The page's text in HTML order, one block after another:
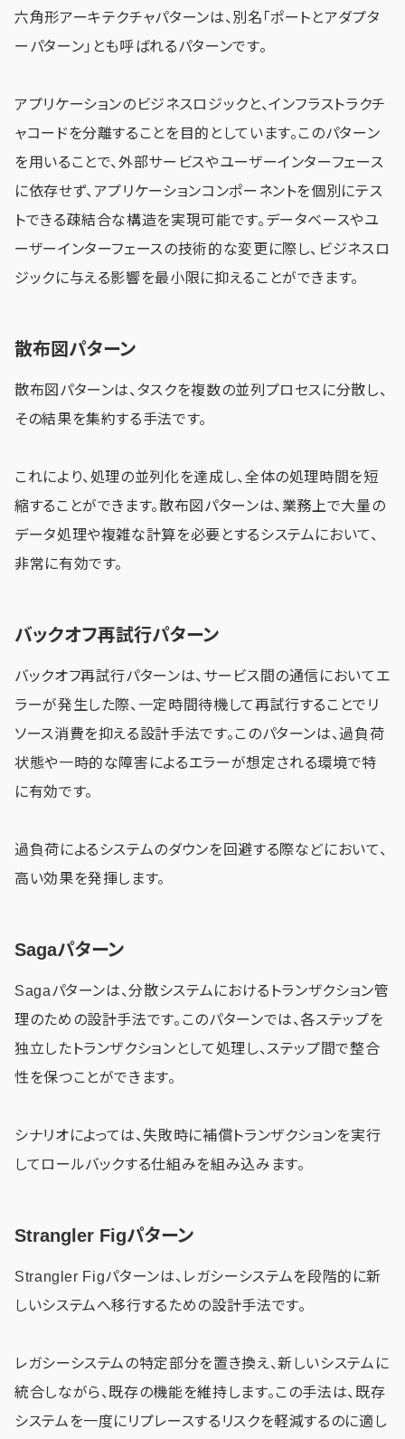
六角形アーキテクチャパターンは、別名「ポートとアダプタ
ーパターン」とも呼ばれるパターンです。
アプリケーションのビジネスロジックと、インフラストラクチ
ャコードを分離することを目的としています。このパターン
を用いることで、外部サービスやユーザーインターフェース
に依存せず、アプリケーションコンポーネントを個別にテス
トできる疎結合な構造を実現可能です。データベースやユ
ーザーインターフェースの技術的な変更に際し、ビジネスロ
ジックに与える影響を最小限に抑えることができます。
散布図パターン
散布図パターンは、タスクを複数の並列プロセスに分散し、
その結果を集約する手法です。
これにより、処理の並列化を達成し、全体の処理時間を短
縮することができます。散布図パターンは、業務上で大量の
データ処理や複雑な計算を必要とするシステムにおいて、
非常に有効です。
バックオフ再試行パターン
バックオフ再試行パターンは、サービス間の通信においてエ
ラーが発生した際、一定時間待機して再試行することでリ
ソース消費を抑える設計手法です。このパターンは、過負荷
状態や一時的な障害によるエラーが想定される環境で特
に有効です。
過負荷によるシステムのダウンを回避する際などにおいて、
高い効果を発揮します。
Sagaパターン
Sagaパターンは、分散システムにおけるトランザクション管
理のための設計手法です。このパターンでは、各ステップを
独立したトランザクションとして処理し、ステップ間で整合
性を保つことができます。
シナリオによっては、失敗時に補償トランザクションを実行
してロールバックする仕組みを組み込みます。
Strangler Figパターン
Strangler Figパターンは、レガシーシステムを段階的に新
しいシステムへ移行するための設計手法です。
レガシーシステムの特定部分を置き換え、新しいシステムに
統合しながら、既存の機能を維持します。この手法は、既存
システムを一度にリプレースするリスクを軽減するのに適し